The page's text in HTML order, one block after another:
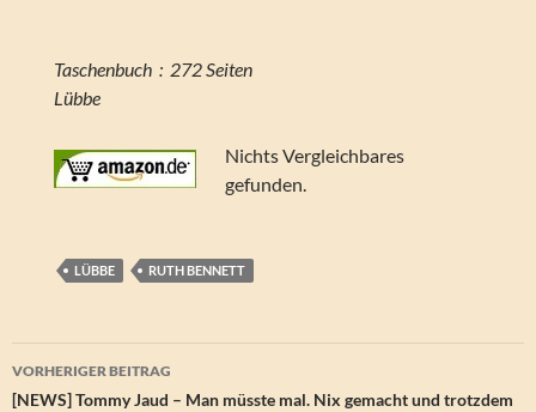
Taschenbuch ‏ : ‎ 272 Seiten
Lübbe
Nichts Vergleichbares
gefunden.
LÜBBE RUTH BENNETT
Beitragsnavigation
VORHERIGER BEITRAG
[NEWS] Tommy Jaud – Man müsste mal. Nix gemacht und trotzdem